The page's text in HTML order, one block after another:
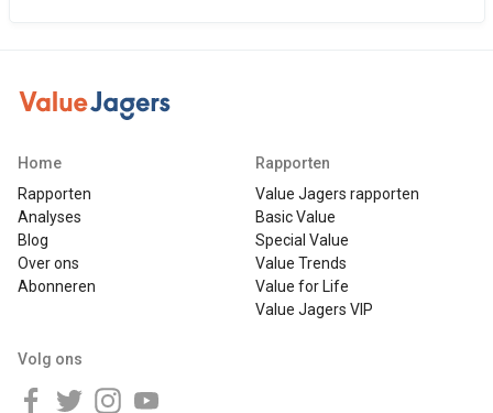
Home
Rapporten
Analyses
Blog
Over ons
Abonneren
Rapporten
Value Jagers rapporten
Basic Value
Special Value
Value Trends
Value for Life
Value Jagers VIP
Volg ons